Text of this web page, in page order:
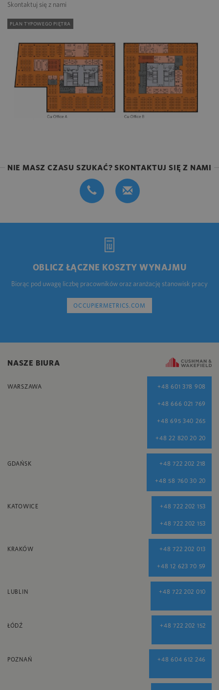
Skontaktuj się z nami
PLAN TYPOWEGO PIĘTRA
NIE MASZ CZASU SZUKAĆ? SKONTAKTUJ SIĘ Z NAMI
OBLICZ ŁĄCZNE KOSZTY WYNAJMU
Biorąc pod uwagę liczbę pracowników oraz aranżację stanowisk pracy
OCCUPIERMETRICS.COM
NASZE BIURA
WARSZAWA +48 601 378 908
+48 666 021 769
+48 695 340 265
+48 22 820 20 20
GDAŃSK +48 722 202 218
+48 58 760 30 20
KATOWICE +48 722 202 153
+48 722 202 153
KRAKÓW +48 722 202 013
+48 12 623 70 59
LUBLIN +48 722 202 010
ŁÓDŹ +48 722 202 152
POZNAŃ +48 604 612 246